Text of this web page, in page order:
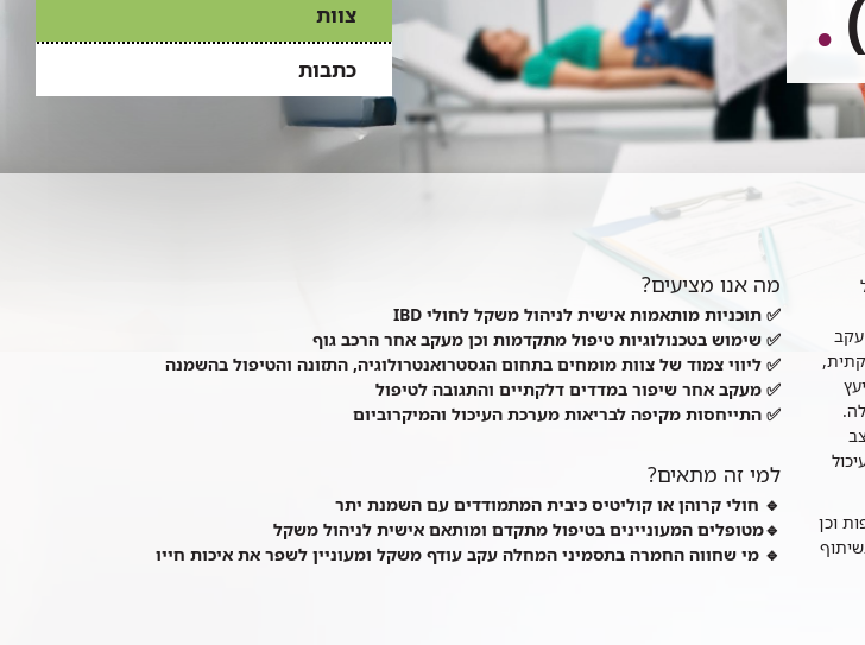
צוות
כתבות
עקב
וכן
מה אנו מציעים?
✅ תוכניות מותאמות אישית לניהול משקל לחולי IBD
✅ שימוש בטכנולוגיות טיפול מתקדמות וכן מעקב אחר הרכב גוף
✅ ליווי צמוד של צוות מומחים בתחום הגסטרואנטרולוגיה, התזונה והטיפול בהשמנה
✅ מעקב אחר שיפור במדדים דלקתיים והתגובה לטיפול
✅ התייחסות מקיפה לבריאות מערכת העיכול והמיקרוביום
למי זה מתאים?
🔹 חולי קרוהן או קוליטיס כיבית המתמודדים עם השמנת יתר
🔹מטופלים המעוניינים בטיפול מתקדם ומותאם אישית לניהול משקל
🔹 מי שחווה החמרה בתסמיני המחלה עקב עודף משקל ומעוניין לשפר את איכות חייו